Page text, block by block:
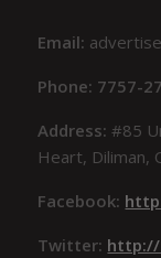
Email:
Phone: 7757-
Address:#85
Heart, Diliman,
Facebook:
Twitter: